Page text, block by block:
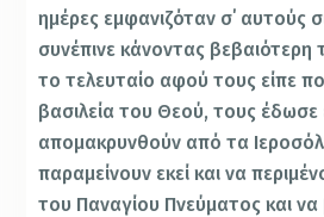
ημέρες εμφανιζόταν σ΄ αυτούς
συνέπινε κάνοντας βεβαιότερη
το τελευταίο αφού τους είπε
βασιλεία του Θεού, τους έδωσε
απομακρυνθούν από τα
παραμείνουν εκεί και να
του Παναγίου Πνεύματος και